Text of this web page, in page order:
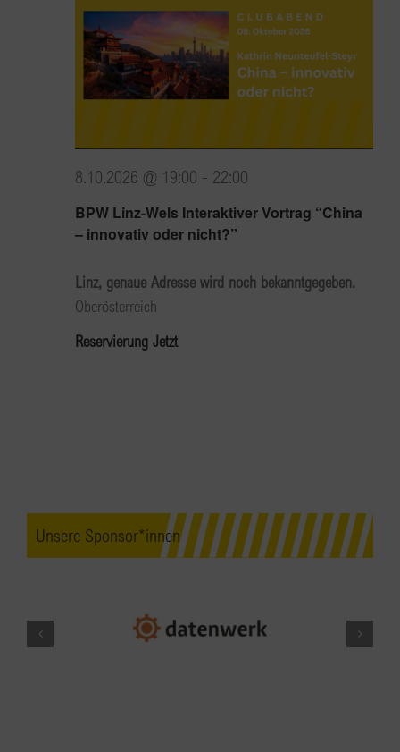
BPW Linz-Wels Interaktiver Vortrag “China
– innovativ oder nicht?”
8.10.2026 @ 19:00 - 22:00
Linz, genaue Adresse wird noch bekanntgegeben.
Oberösterreich
Reservierung Jetzt
Unsere Sponsor*innen